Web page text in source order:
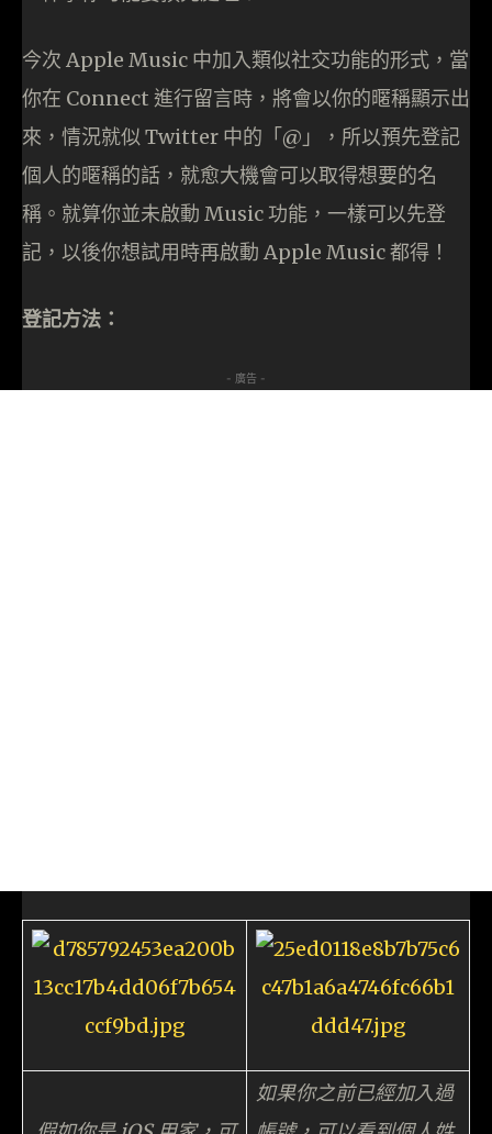
今次 Apple Music 中加入類似社交功能的形式，當
你在 Connect 進行留言時，將會以你的暱稱顯示出
來，情況就似 Twitter 中的「@」，所以預先登記
個人的暱稱的話，就愈大機會可以取得想要的名
稱。就算你並未啟動 Music 功能，一樣可以先登
記，以後你想試用時再啟動 Apple Music 都得！
登記方法：
- 廣告 -
如果你之前已經加入過